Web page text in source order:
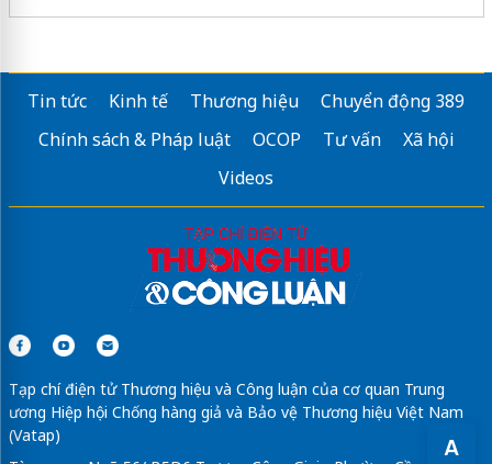
A
Tin tức Kinh tế Thương hiệu
Chuyển động 389
Chính sách & Pháp luật
OCOP Tư vấn
Xã hội
Videos
Tạp chí điện tử Thương hiệu và Công luận của cơ quan Trung
ương Hiệp hội Chống hàng giả và Bảo vệ Thương hiệu Việt Nam
(Vatap)